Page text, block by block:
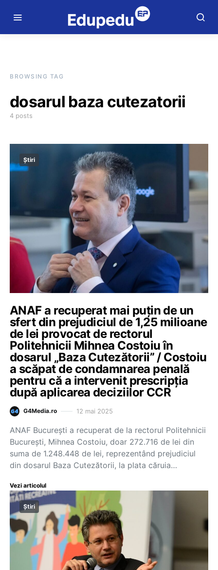
BROWSING TAG
dosarul baza cutezatorii
4 posts
Știri
ANAF a recuperat mai puțin de un
sfert din prejudiciul de 1,25 milioane
de lei provocat de rectorul
Politehnicii Mihnea Costoiu în
dosarul „Baza Cutezătorii” / Costoiu
a scăpat de condamnarea penală
pentru că a intervenit prescripția
după aplicarea deciziilor CCR
G4Media.ro 12 mai 2025
ANAF București a recuperat de la rectorul Politehnicii
București, Mihnea Costoiu, doar 272.716 de lei din
suma de 1.248.448 de lei, reprezentând prejudiciul
din dosarul Baza Cutezătorii, la plata căruia…
Vezi articolul
Știri